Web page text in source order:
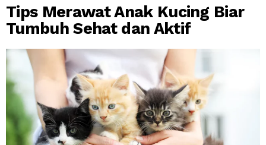
Tips Merawat Anak Kucing Biar
Tumbuh Sehat dan Aktif